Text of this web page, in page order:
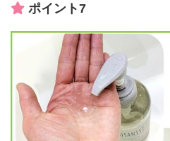
ポイント7